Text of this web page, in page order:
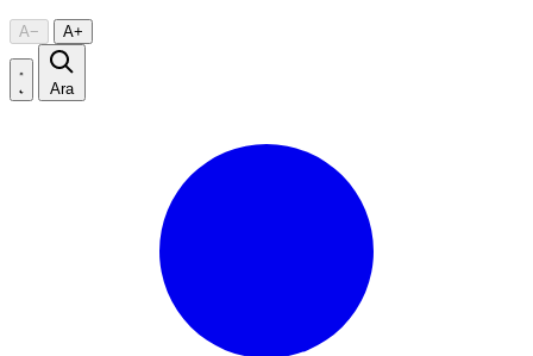
A− A+
Ara